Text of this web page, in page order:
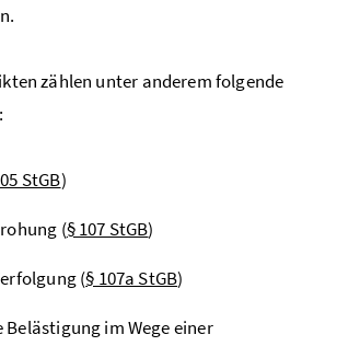
zählen unter anderem folgende
StGB)
(§ 107 StGB)
(§ 107a StGB)
im Wege einer